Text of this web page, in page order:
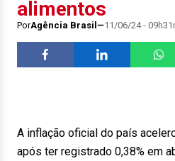
alimentos
PorAgência Brasil 11/06/24 -
A inflação oficial do país
após ter registrado 0,38% em